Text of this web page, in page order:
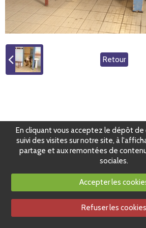
Retour
En cliquant vous acceptez le dépôt
suivi des visites sur notre site, à
partage et aux remontées de
sociales.
Accepter les
Refuser les cookies